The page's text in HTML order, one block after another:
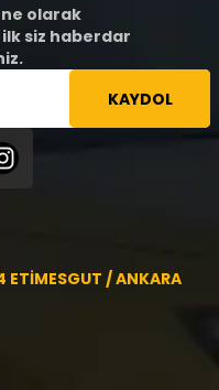
olarak
siz haberdar
KAYDOL
ETİMESGUT / ANKARA